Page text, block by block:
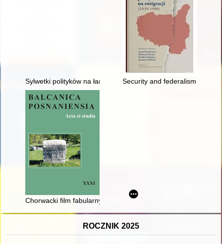
Sylwetki polityków na łamach "Zwierciadła" (1990-2019) =
Security and federalism in the
Chorwacki film fabularny jako medium pamięci wojny lat 90.
ROCZNIK 2025